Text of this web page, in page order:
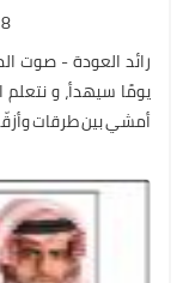
رائد العودة - صوت
يومًا سيهدأ، و نتعلم
أمشي بين طرقات